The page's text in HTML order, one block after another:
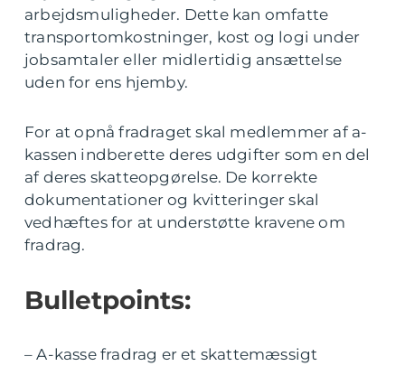
arbejdsmuligheder. Dette kan omfatte
transportomkostninger, kost og logi under
jobsamtaler eller midlertidig ansættelse
uden for ens hjemby.
For at opnå fradraget skal medlemmer af a-
kassen indberette deres udgifter som en del
af deres skatteopgørelse. De korrekte
dokumentationer og kvitteringer skal
vedhæftes for at understøtte kravene om
fradrag.
Bulletpoints:
– A-kasse fradrag er et skattemæssigt